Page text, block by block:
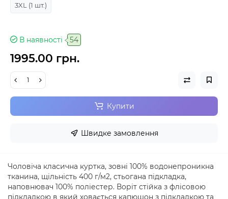
3XL (1 шт.)
В наявності 54
1995.00 грн.
Купити
Швидке замовлення
Чоловіча класична куртка, зовні 100% водонепроникна
тканина, щільність 400 г/м2, стьогана підкладка,
наповнювач 100% поліестер. Воріт стійка з флісовою
підкладкою в який ховається капюшон з підкладкою та